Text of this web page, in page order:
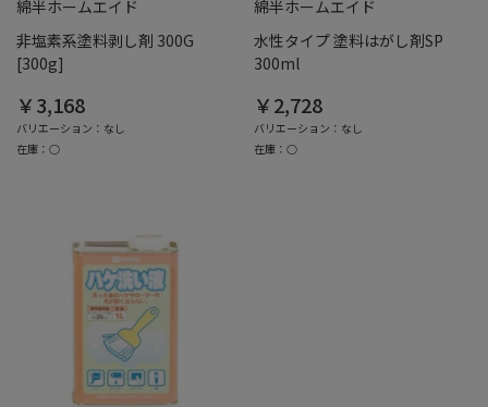
綿半ホームエイド
非塩素系塗料剥し剤 300G
[300g]
￥3,168
バリエーション：なし
在庫：○
綿半ホームエイド
水性タイプ 塗料はがし剤SP
300ml
￥2,728
バリエーション：なし
在庫：○